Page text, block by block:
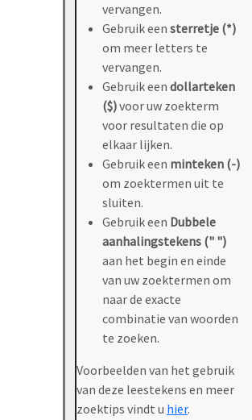
vervangen.
Gebruik een sterretje (*)
om meer letters te
vervangen.
Gebruik een dollarteken
($)voor uw zoekterm
voor resultaten die op
elkaar lijken.
Gebruik een minteken (-)
om zoektermen uit te
sluiten.
Gebruik een Dubbele
aanhalingstekens (" ")
aan het begin en einde
van uw zoektermen om
naar de exacte
combinatie van woorden
te zoeken.
Voorbeelden van het gebruik
van deze leestekens en meer
zoektips vindt u hier.